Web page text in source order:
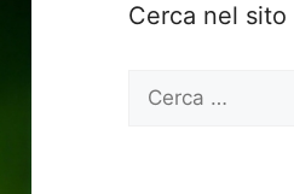
Cerca nel sito
Ricerca